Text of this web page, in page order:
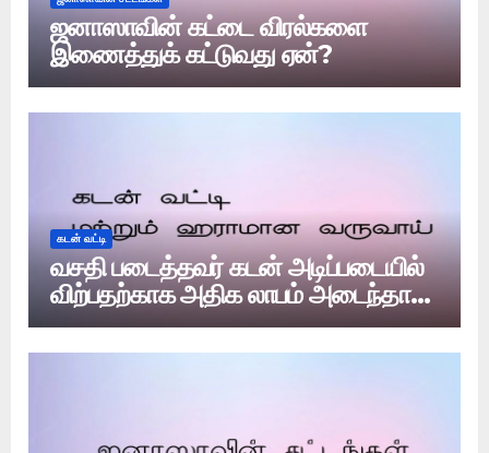
ஜனாஸாவின் கட்டை விரல்களை
இணைத்துக் கட்டுவது ஏன்?
கடன் வட்டி
வசதி படைத்தவர் கடன் அடிப்படையில்
விற்பதற்காக அதிக லாபம் அடைந்தால்
அது வட்டியா?